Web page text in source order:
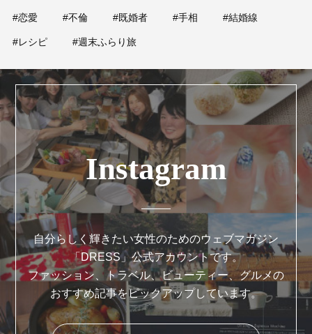
#恋愛 #不倫 #既婚者 #手相 #結婚線
#レシピ #週末ふらり旅
Instagram
自分らしく輝きたい女性のためのウェブマガジン
「DRESS」公式アカウントです。
ファッション、トラベル、ビューティー、グルメの
おすすめ記事をピックアップしています。